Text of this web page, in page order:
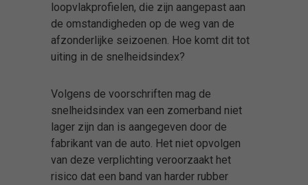
loopvlakprofielen, die zijn aangepast aan
de omstandigheden op de weg van de
afzonderlijke seizoenen. Hoe komt dit tot
uiting in de snelheidsindex?
Volgens de voorschriften mag de
snelheidsindex van een zomerband niet
lager zijn dan is aangegeven door de
fabrikant van de auto. Het niet opvolgen
van deze verplichting veroorzaakt het
risico dat een band van harder rubber